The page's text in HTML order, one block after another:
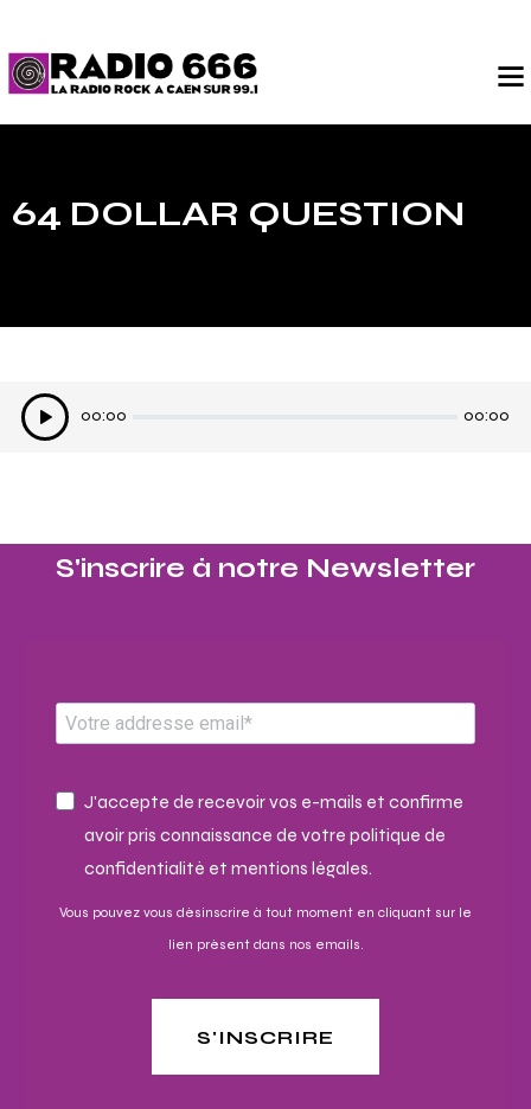
64 DOLLAR QUESTION
Lecteur
audio
00:00 00:00
S'inscrire à notre Newsletter​
J'accepte de recevoir vos e-mails et confirme
avoir pris connaissance de votre politique de
confidentialité et mentions légales.
Vous pouvez vous désinscrire à tout moment en cliquant sur le
lien présent dans nos emails.
S'INSCRIRE